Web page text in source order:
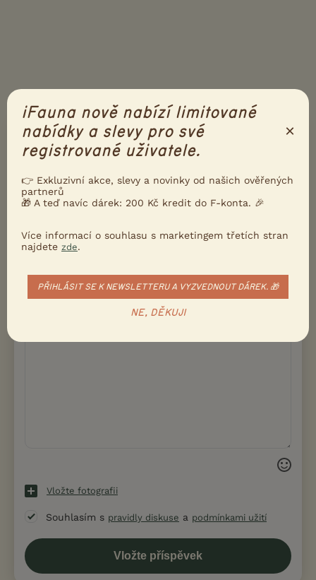
PŘIDEJTE REAKCI
Vložte fotografii
Souhlasím s pravidly diskuse a podmínkami užití
iFauna nově nabízí limitované
nabídky a slevy pro své
registrované uživatele.
×
👉 Exkluzivní akce, slevy a novinky od našich ověřených
partnerů
🎁 A teď navíc dárek: 200 Kč kredit do F-konta. 🎉
Více informací o souhlasu s marketingem třetích stran
najdete zde.
PŘIHLÁSIT SE K NEWSLETTERU A VYZVEDNOUT DÁREK. 🎁
NE, DĚKUJI